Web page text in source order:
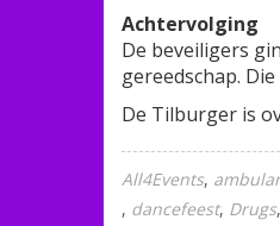
Achtervolging
De beveiligers
gereedschap.
De Tilburger is
All4Events
dancefeest Drugs